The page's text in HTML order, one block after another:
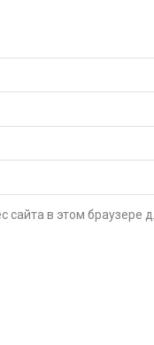
сайта в этом браузере